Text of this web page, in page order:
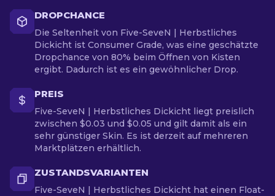
DROPCHANCE
Die Seltenheit von Five-SeveN | Herbstliches
Dickicht ist Consumer Grade, was eine geschätzte
Dropchance von 80% beim Öffnen von Kisten
ergibt. Dadurch ist es ein gewöhnlicher Drop.
PREIS
Five-SeveN | Herbstliches Dickicht liegt preislich
zwischen $0.03 und $0.05 und gilt damit als ein
sehr günstiger Skin. Es ist derzeit auf mehreren
Marktplätzen erhältlich.
ZUSTANDSVARIANTEN
Five-SeveN | Herbstliches Dickicht hat einen Float-